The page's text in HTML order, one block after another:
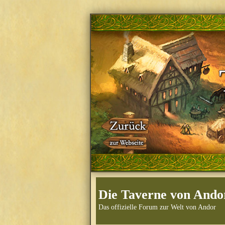
Die Taverne von
Das offizielle Forum zur Welt von Andor